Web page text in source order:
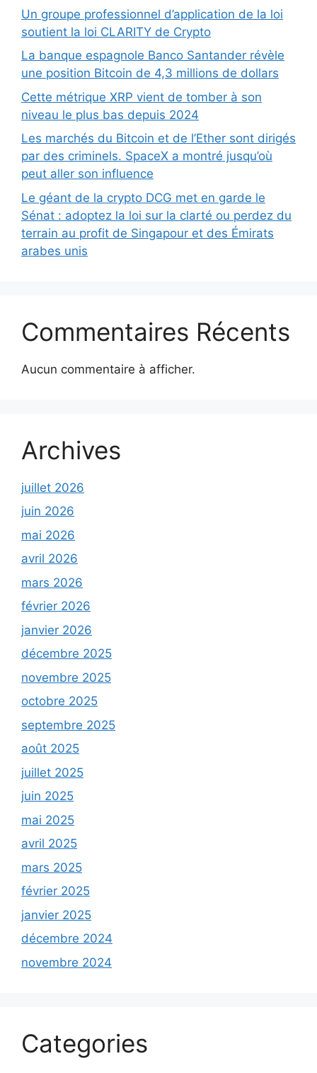
Un groupe professionnel d’application de la loi
soutient la loi CLARITY de Crypto
La banque espagnole Banco Santander révèle
une position Bitcoin de 4,3 millions de dollars
Cette métrique XRP vient de tomber à son
niveau le plus bas depuis 2024
Les marchés du Bitcoin et de l’Ether sont dirigés
par des criminels. SpaceX a montré jusqu’où
peut aller son influence
Le géant de la crypto DCG met en garde le
Sénat : adoptez la loi sur la clarté ou perdez du
terrain au profit de Singapour et des Émirats
arabes unis
Commentaires Récents
Aucun commentaire à afficher.
Archives
juillet 2026
juin 2026
mai 2026
avril 2026
mars 2026
février 2026
janvier 2026
décembre 2025
novembre 2025
octobre 2025
septembre 2025
août 2025
juillet 2025
juin 2025
mai 2025
avril 2025
mars 2025
février 2025
janvier 2025
décembre 2024
novembre 2024
Categories